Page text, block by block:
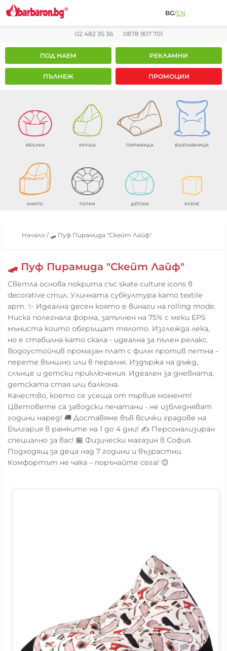
BG/EN
02 482 35 36 0878 907 701
ПОД НАЕМ РЕКЛАМНИ
ПЪЛНЕЖ ПРОМОЦИИ
ЯБЪЛКА КРУША ПИРАМИДА ВЪЗГЛАВНИЦА
МАНГО ТОПКИ ДЕТСКИ КУБЧЕ
Начало / 🛹 Пуф Пирамида "Скейт Лайф"
🛹 Пуф Пирамида "Скейт Лайф"
Светла основа покрита със skate culture icons в
decorative стил. Уличната субкултура като textile
арт. ✨ Идеална десен която е винаги на rolling mode.
Ниска полегнала форма, запълнен на 75% с меки EPS
мъниста които обгръщат тялото. Изглежда лека,
но е стабилна като скала - идеална за пълен релакс.
Водоустойчив промазан плат с филм против петна -
перете външно или в пералня. Издържа на дъжд,
слънце и детски приключения. Идеален за дневната,
детската стая или балкона.
Качество, което се усеща от първия момент!
Цветовете са заводски печатани - не избледняват
години наред! 🚚 Доставяме във всички градове на
България в рамките на 1 до 4 дни! ✍️ Персонализиран
специално за вас! 🏪 Физически магазин в София.
Подходящ за деца над 7 години и възрастни.
Комфортът не чака – поръчайте сега! 😊